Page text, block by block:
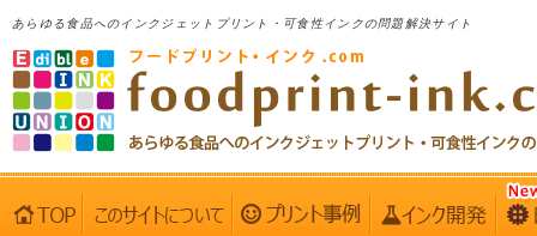
あらゆる食品へのインクジェットプリント・可食性インクの問題解決サイト